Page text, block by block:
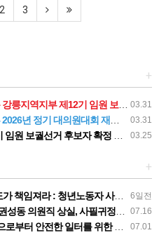
2 3
+
03.31
부 제12기 임원 보궐선거결과 공고
03.31
정기 대의원대회 재소집 건
03.25
보궐선거 후보자 확정 공고
+
6일전
사고의 철저한 진상규명과 재발방지 대책 마련하라
07.16
동 의원직 상실, 사필귀정이다
07.01
주노총 강원지역본부 폭염감시단 선포 기자회견